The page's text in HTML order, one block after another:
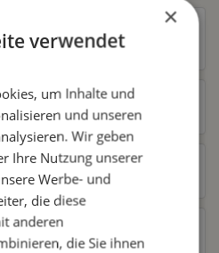
×
verwendet
um Inhalte und
und unseren
Wir geben
Ihre Nutzung unserer
Werbe- und
die diese
anderen
die Sie ihnen